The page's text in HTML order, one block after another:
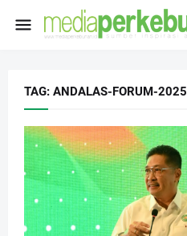
TAG: ANDALAS-FORUM-2025